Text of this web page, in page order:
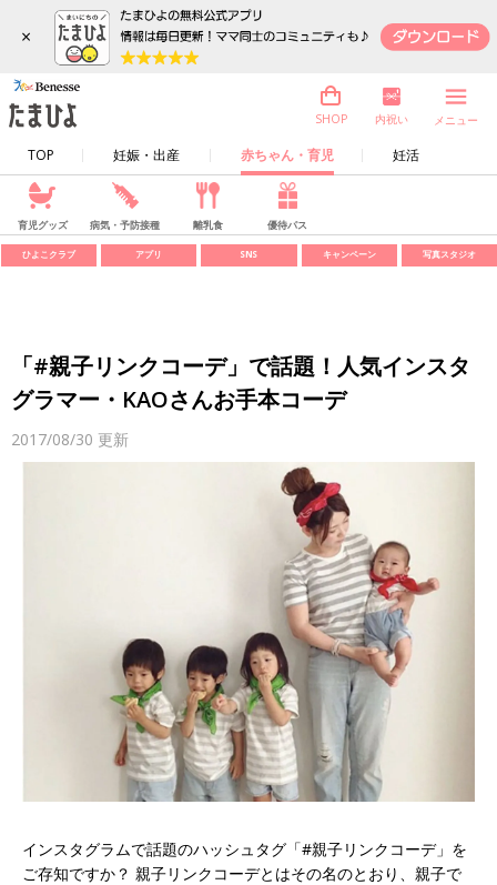
×
TOP 妊娠・出産 赤ちゃん・育児 妊活
SHOP 内祝い メニュー
育児グッズ 病気・予防接種 離乳食 優待パス
ひよこクラブ アプリ SNS キャンペーン 写真スタジオ
「#親子リンクコーデ」で話題！人気インスタ
グラマー・KAOさんお手本コーデ
2017/08/30 更新
インスタグラムで話題のハッシュタグ「#親子リンクコーデ」を
ご存知ですか？ 親子リンクコーデとはその名のとおり、親子で